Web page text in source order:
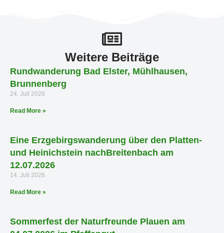
Weitere Beiträge
Rundwanderung Bad Elster, Mühlhausen,
Brunnenberg
24. Juli 2026
Read More »
Eine Erzgebirgswanderung über den Platten-
und Heinichstein nachBreitenbach am
12.07.2026
14. Juli 2026
Read More »
Sommerfest der Naturfreunde Plauen am